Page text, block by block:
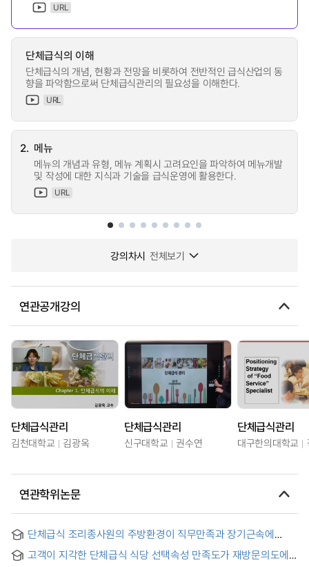
URL
단체급식의 이해
단체급식의 개념, 현황과 전망을 비롯하여 전반적인 급식산업의 동
향을 파악함으로써 단체급식관리의 필요성을 이해한다.
URL
2. 메뉴
메뉴의 개념과 유형, 메뉴 계획시 고려요인을 파악하여 메뉴개발
및 작성에 대한 지식과 기술을 급식운영에 활용한다.
URL
강의차시 전체보기
연관공개강의
단체급식관리
김천대학교 김광옥
단체급식관리
신구대학교 권수연
단체급식관리
대구한의대학교
연관학위논문
단체급식 조리종사원의 주방환경이 직무만족과 장기근속에
고객이 지각한 단체급식 식당 선택속성 만족도가 재방문의도에